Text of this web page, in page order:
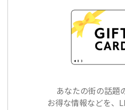
あなたの街の話題
お得な情報などを、